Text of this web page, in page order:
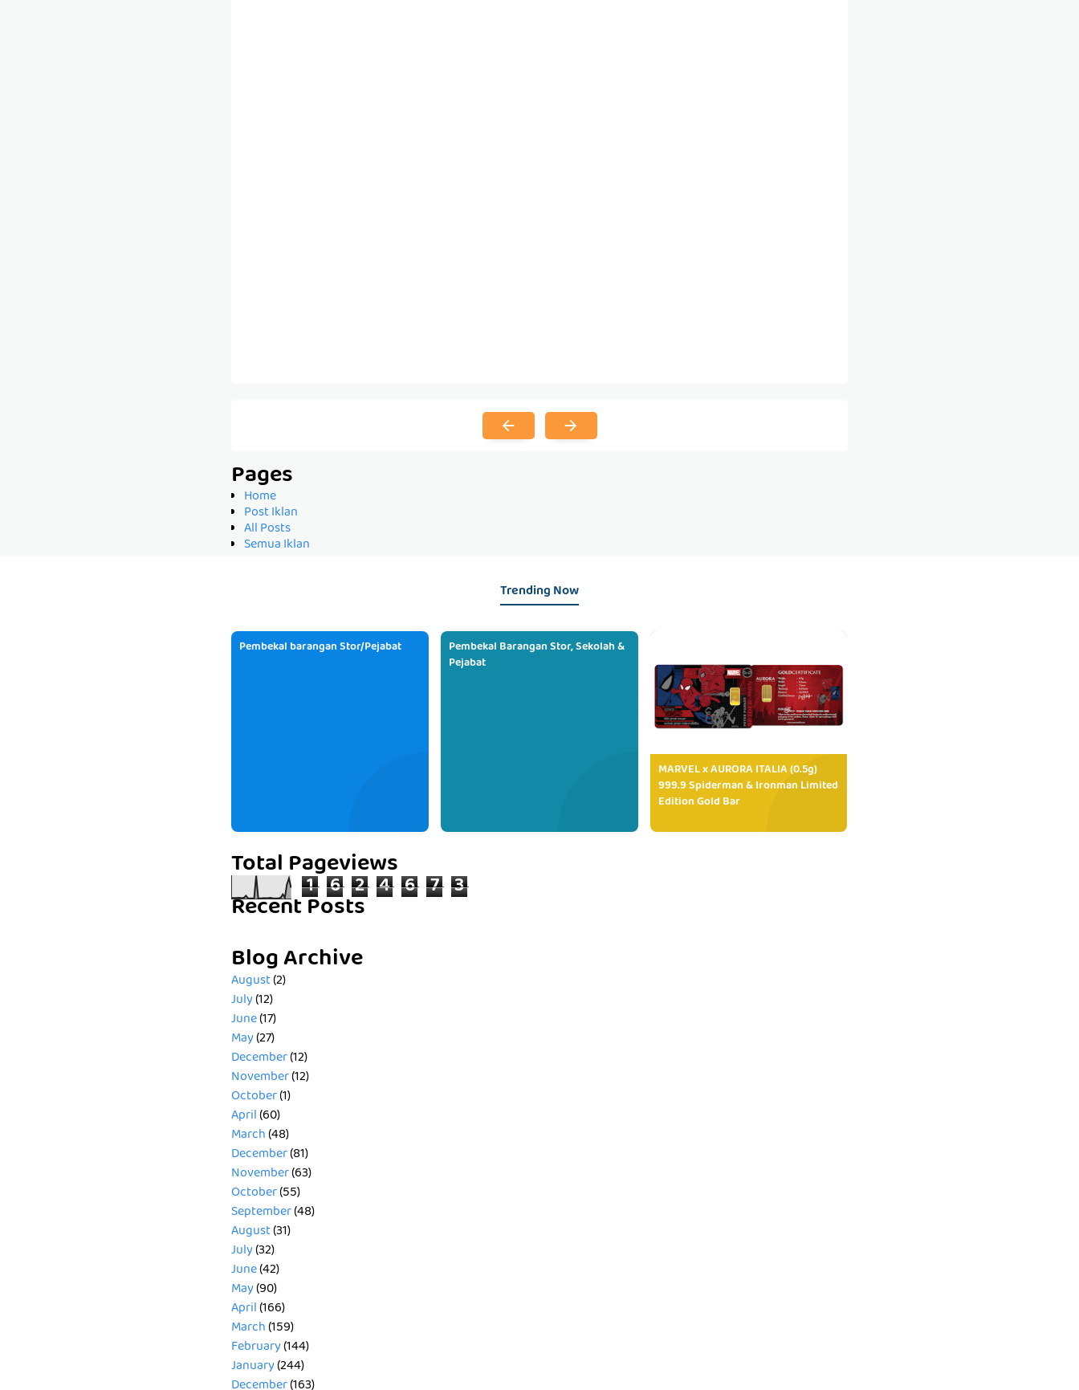
Pages
Home
Post Iklan
All Posts
Semua Iklan
Trending Now
Pembekal barangan Stor/Pejabat
Pembekal Barangan Stor, Sekolah &
Pejabat
MARVEL x AURORA ITALIA (0.5g)
999.9 Spiderman & Ironman Limited
Edition Gold Bar
Total Pageviews
1 6 2 4 6 7 3
Recent Posts
Blog Archive
August(2)
July(12)
June(17)
May(27)
December(12)
November(12)
October(1)
April(60)
March(48)
December(81)
November(63)
October(55)
September(48)
August(31)
July(32)
June(42)
May(90)
April(166)
March(159)
February(144)
January(244)